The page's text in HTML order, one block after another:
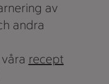
av
andra
recept